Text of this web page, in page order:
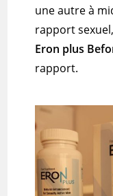
une autre à
rapport
Eron plus
rapport.